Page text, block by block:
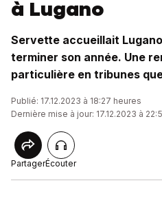
à Lugano
Servette accueillait
terminer son année. Une
particulière en tribunes
Publié: 17.12.2023 à 18:27 heures
Dernière mise à jour: 17.12.2023 à
PartagerÉcouter